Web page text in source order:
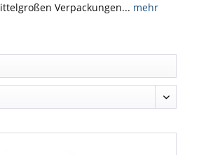
Verpackungen... mehr